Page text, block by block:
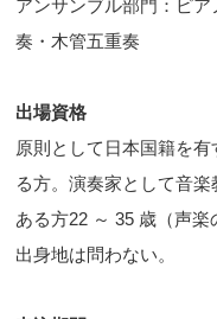
アンサンブル部門：ピ
奏・木管五重奏
出場資格
原則として日本国籍を
る方。演奏家として音
ある方22 ～ 35 歳（声楽
出身地は問わない。